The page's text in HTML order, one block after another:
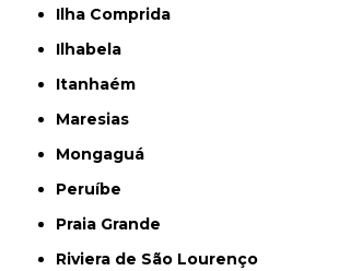
Ilha Comprida
Ilhabela
Itanhaém
Maresias
Mongaguá
Peruíbe
Praia Grande
Riviera de São Lourenço